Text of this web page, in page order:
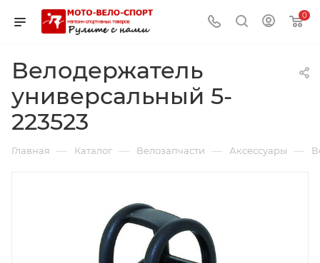
0
Велодержатель
универсальный 5-
223523
Главная — Каталог — Велозапчасти — Аксессуары —